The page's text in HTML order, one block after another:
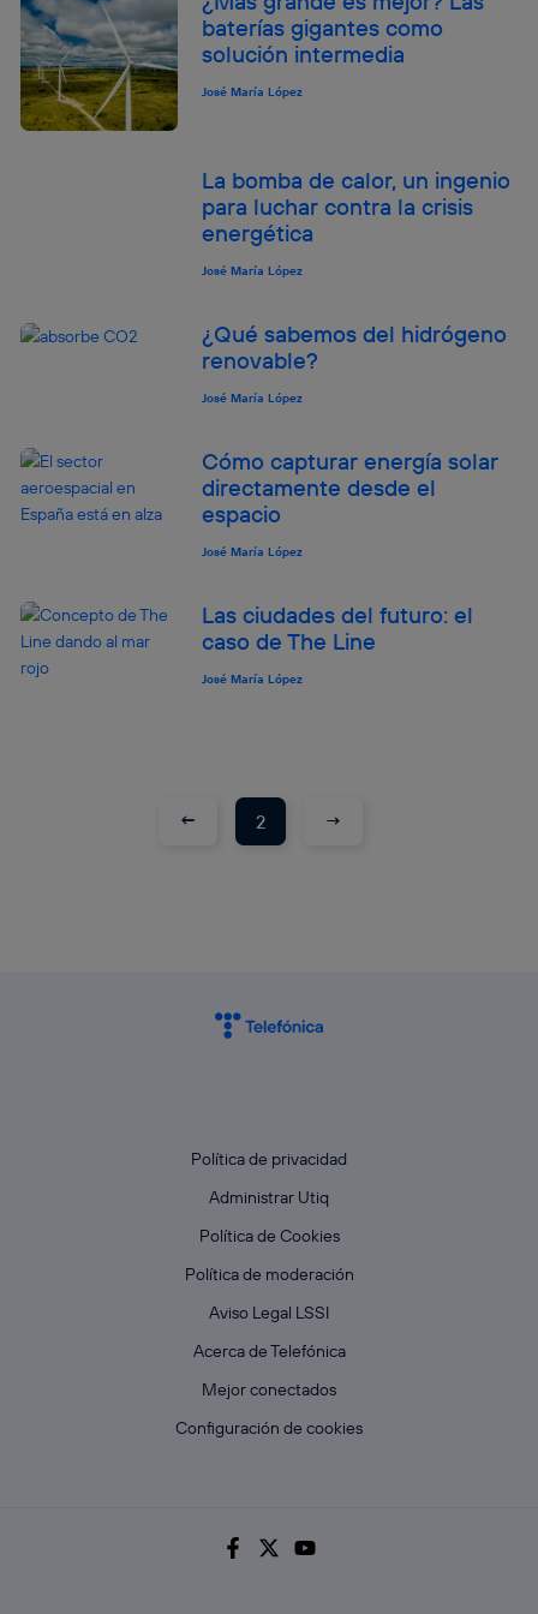
baterías gigantes como
solución intermedia
José María López
La bomba de calor, un ingenio
para luchar contra la crisis
energética
José María López
¿Qué sabemos del hidrógeno
renovable?
José María López
Cómo capturar energía solar
directamente desde el
espacio
José María López
Las ciudades del futuro: el
caso de The Line
José María López
← 2 →
Política de privacidad
Administrar Utiq
Política de Cookies
Política de moderación
Aviso Legal LSSI
Acerca de Telefónica
Mejor conectados
Configuración de cookies
lo que cualquier persona que conecte su dispositivo y
consienta el uso de la tecnología recibirá el mismo
identificador. Típicamente:
Si utilizas unaconexión de banda ancha
el marketing o análisis se realizará en función de las
que hayan dado su consentimiento.
datos móviles , el marketing será más
personalizado, ya que se basará únicamente en la
navegación del usuario del móvil.
Puedes gestionar los consentimientos Utiq seleccionando
visitando el portal de privacidad de Utiq
. Para más información, consulta
política de privacidad de Utiq.